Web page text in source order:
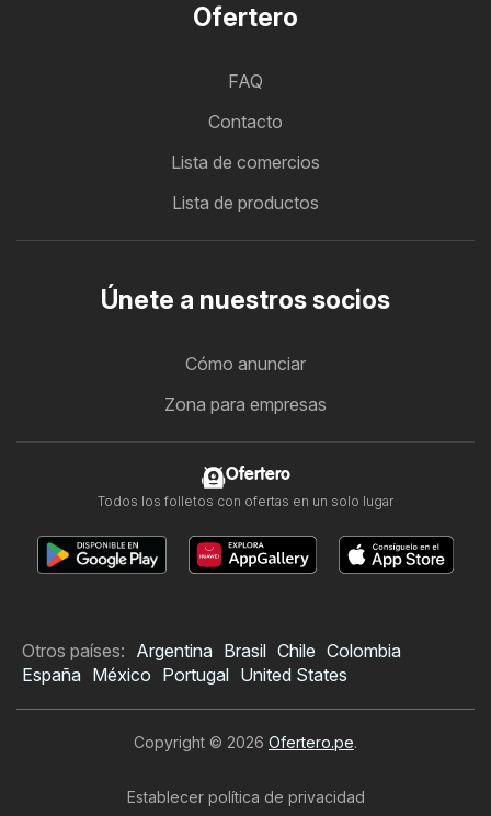
Ofertero
FAQ
Contacto
Lista de comercios
Lista de productos
Únete a nuestros socios
Cómo anunciar
Zona para empresas
Ofertero
Todos los folletos con ofertas en un solo lugar
Otros países: Argentina Brasil Chile Colombia
España México Portugal United States
Copyright © 2026 Ofertero.pe.
Establecer política de privacidad